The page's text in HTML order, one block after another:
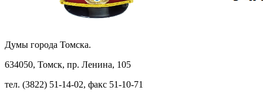
Думы города Томска.
634050, Томск, пр. Ленина, 105
тел. (3822) 51-14-02, факс 51-10-71